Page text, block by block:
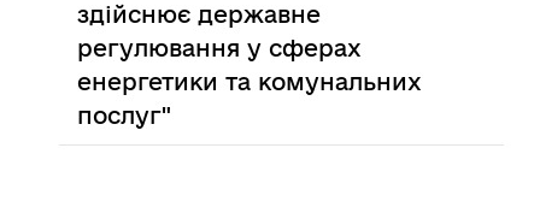
здійснює державне
регулювання у сферах
енергетики та комунальних
послуг"